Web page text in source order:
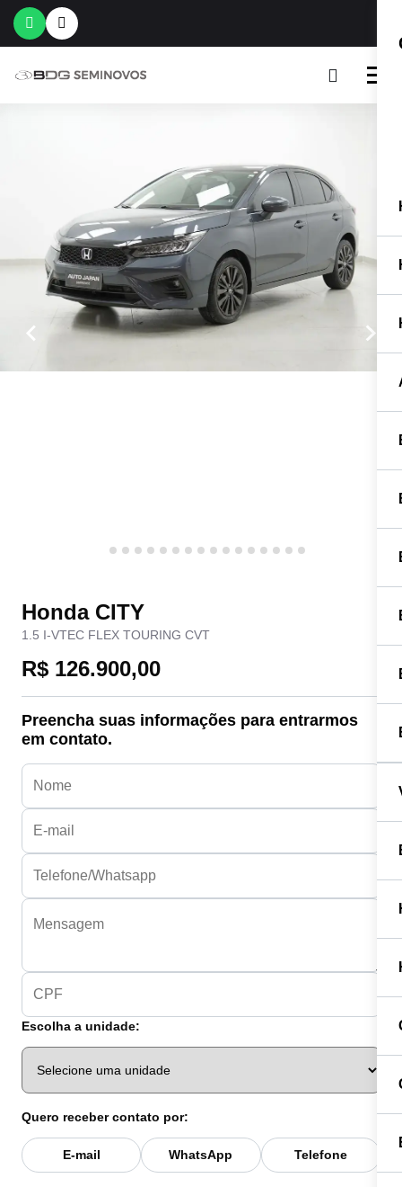
Honda CITY
1.5 I-VTEC FLEX TOURING CVT
R$ 126.900,00
Preencha suas informações para entrarmos
em contato.
Escolha a unidade:
Quero receber contato por:
E-mail WhatsApp Telefone